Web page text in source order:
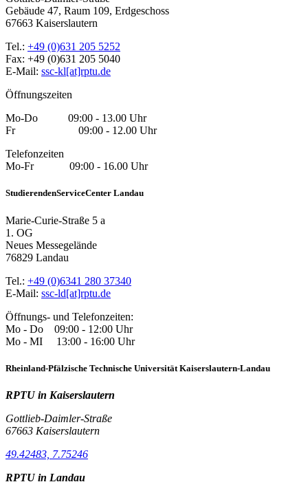
Gebäude 47, Raum 109, Erdgeschoss
67663 Kaiserslautern
Tel.: +49 (0)631 205 5252
Fax: +49 (0)631 205 5040
E-Mail: ssc-kl[at]rptu.de
Öffnungszeiten
Mo-Do 09:00 - 13.00 Uhr
Fr 09:00 - 12.00 Uhr
Telefonzeiten
Mo-Fr 09:00 - 16.00 Uhr
StudierendenServiceCenter Landau
Marie-Curie-Straße 5 a
1. OG
Neues Messegelände
76829 Landau
Tel.: +49 (0)6341 280 37340
E-Mail: ssc-ld[at]rptu.de
Öffnungs- und Telefonzeiten:
Mo - Do 09:00 - 12:00 Uhr
Mo - MI 13:00 - 16:00 Uhr
Rheinland-Pfälzische Technische Universität Kaiserslautern-Landau
RPTU in Kaiserslautern
Gottlieb-Daimler-Straße
67663 Kaiserslautern
49.42483, 7.75246
RPTU in Landau